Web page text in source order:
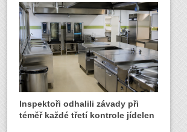
Inspektoři odhalili závady při
téměř každé třetí kontrole jídelen